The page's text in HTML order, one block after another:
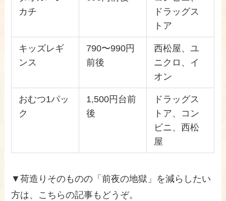
カチ
ドラッグス
トア
キッズレギ
ンス
790〜990円
前後
西松屋、ユ
ニクロ、イ
オン
おむつ1パッ
ク
1,500円台前
後
ドラッグス
トア、コン
ビニ、西松
屋
▼荷造りそのものの「前夜の地獄」を減らしたい
方は、こちらの記事もどうぞ。